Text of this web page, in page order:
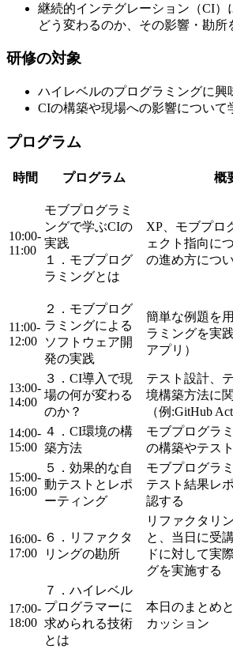
継続的インテグレーション（CI）
どう変わるのか、その影響・勘所
研修の対象
ハイレベルのプログラミングに興
CIの構築や現場への影響について
プログラム
時間 プログラム 概
10:00-
11:00
モブプログラミ
ングで学ぶCIの
実践
１．モブプログ
ラミングとは
XP、モブプロ
ェクト指向に
の進め方につ
11:00-
12:00
２．モブプログ
ラミングによる
ソフトウェア開
発の実践
簡単な例題を
ラミングを実
アプリ）
13:00-
14:00
３．CI導入で現
場の何が変わる
のか？
テスト設計、
境構築方法に
（例:GitHub
14:00-
15:00
４．CI環境の構
築方法
モブプログラ
の構築やテス
15:00-
16:00
５．効果的な自
動テストとレポ
ーティング
モブプログラ
テスト結果レ
認する
16:00-
17:00
６．リファクタ
リングの勘所
リファクタリ
と、当日に受
ドに対して実
グを実施する
17:00-
18:00
７．ハイレベル
プログラマーに
求められる技術
とは
本日のまとめ
カッション